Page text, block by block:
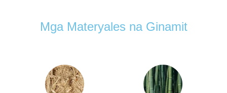
Mga Materyales na Ginamit